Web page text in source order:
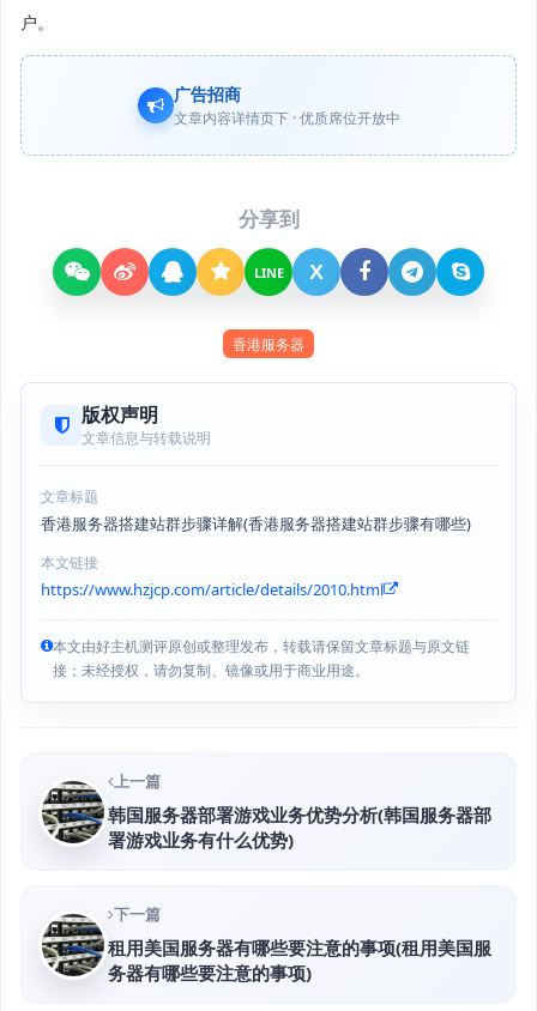
户。
广告招商
文章内容详情页下 · 优质席位开放中
分享到
LINE X
香港服务器
版权声明
文章信息与转载说明
文章标题
香港服务器搭建站群步骤详解(香港服务器搭建站群步骤有哪些)
本文链接
https://www.hzjcp.com/article/details/2010.html
本文由好主机测评原创或整理发布，转载请保留文章标题与原文链
接；未经授权，请勿复制、镜像或用于商业用途。
上一篇
韩国服务器部署游戏业务优势分析(韩国服务器部
署游戏业务有什么优势)
下一篇
租用美国服务器有哪些要注意的事项(租用美国服
务器有哪些要注意的事项)